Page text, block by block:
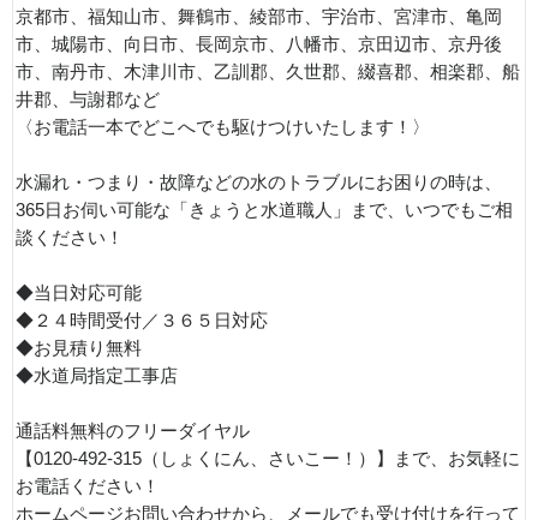
京都市、福知山市、舞鶴市、綾部市、宇治市、宮津市、亀岡
市、城陽市、向日市、長岡京市、八幡市、京田辺市、京丹後
市、南丹市、木津川市、乙訓郡、久世郡、綴喜郡、相楽郡、船
井郡、与謝郡など
〈お電話一本でどこへでも駆けつけいたします！〉
水漏れ・つまり・故障などの水のトラブルにお困りの時は、
365日お伺い可能な「きょうと水道職人」まで、いつでもご相
談ください！
◆当日対応可能
◆２４時間受付／３６５日対応
◆お見積り無料
◆水道局指定工事店
通話料無料のフリーダイヤル
【0120-492-315（しょくにん、さいこー！）】まで、お気軽に
お電話ください！
ホームページお問い合わせから、メールでも受け付けを行って